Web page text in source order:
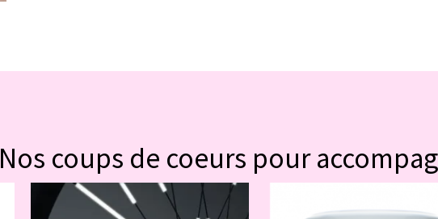
Nos coups de coeurs pour